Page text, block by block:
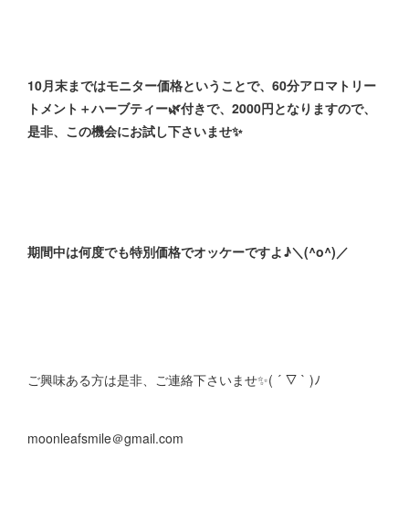
10月末まではモニター価格ということで、60分アロマトリー
トメント＋ハーブティー🌿付きで、2000円となりますので、
是非、この機会にお試し下さいませ✨
期間中は何度でも特別価格でオッケーですよ♪＼(^o^)／
ご興味ある方は是非、ご連絡下さいませ✨( ´ ▽ ` )ﾉ
moonleafsmile＠gmail.com